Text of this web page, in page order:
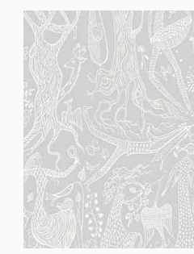
Избранное:0
Каталог
Компания
Личный
Москва (сменить